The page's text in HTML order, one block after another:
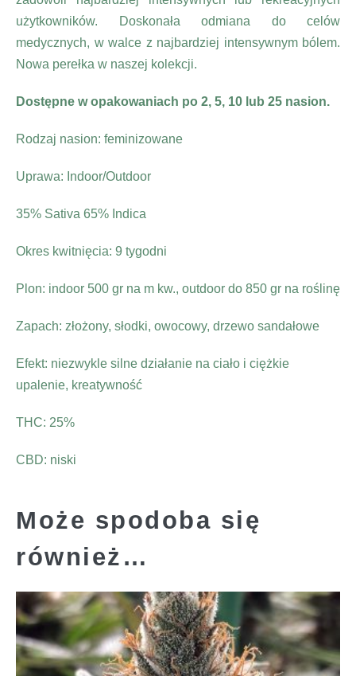
użytkowników. Doskonała odmiana do celów
medycznych, w walce z najbardziej intensywnym bólem.
Nowa perełka w naszej kolekcji.
Dostępne w opakowaniach po 2, 5, 10 lub 25 nasion.
Rodzaj nasion: feminizowane
Uprawa: Indoor/Outdoor
35% Sativa 65% Indica
Okres kwitnięcia: 9 tygodni
Plon: indoor 500 gr na m kw., outdoor do 850 gr na roślinę
Zapach: złożony, słodki, owocowy, drzewo sandałowe
Efekt: niezwykle silne działanie na ciało i ciężkie
upalenie, kreatywność
THC: 25%
CBD: niski
Może spodoba się
również…